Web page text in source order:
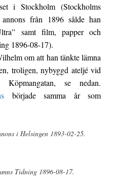
i Stockholm (Stockholms
från 1896 sålde han
samt film, papper och
1896-08-17).
om att han tänkte lämna
troligen, nybyggd ateljé vid
se nedan.
började samma år som
i Helsingen 1893-02-25.
Tidning 1896-08-17.